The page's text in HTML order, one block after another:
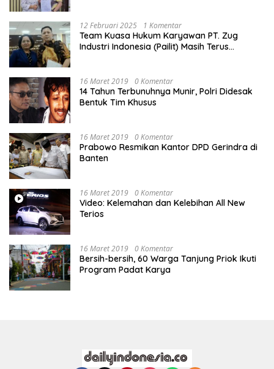
12 Februari 2025 1 Komentar
Team Kuasa Hukum Karyawan PT. Zug
Industri Indonesia (Pailit) Masih Terus
16 Maret 2019 0 Komentar
14 Tahun Terbunuhnya Munir, Polri Didesak
Bentuk Tim Khusus
16 Maret 2019 0 Komentar
Prabowo Resmikan Kantor DPD Gerindra di
Banten
16 Maret 2019 0 Komentar
Video: Kelemahan dan Kelebihan All New
Terios
16 Maret 2019 0 Komentar
Bersih-bersih, 60 Warga Tanjung Priok Ikuti
Program Padat Karya